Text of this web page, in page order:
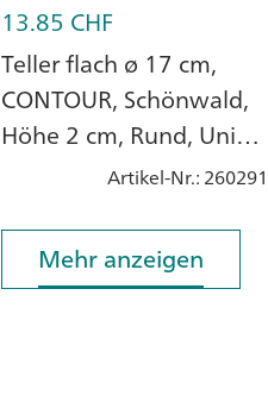
13.85 CHF
Teller flach ø 17 cm,
CONTOUR, Schönwald,
Höhe 2 cm, Rund, Uni
Weiss, Porzellan
Artikel-Nr.: 260291
Mehr anzeigen
Mehr anzeigen